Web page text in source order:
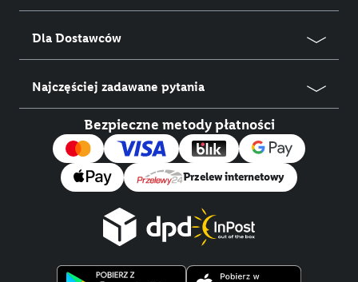
Dla Dostawców
Najczęściej zadawane pytania
Bezpieczne metody płatności
Przelew internetowy